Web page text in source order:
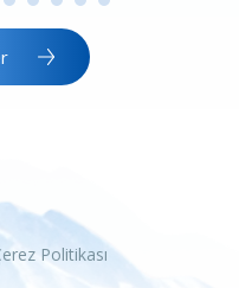
Politikası